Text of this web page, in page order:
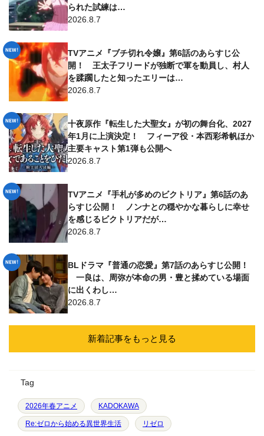
られた試練は…
2026.8.7
TVアニメ『ブチ切れ令嬢』第6話のあらすじ公
開！ 王太子フリードが独断で軍を動員し、村人
を蹂躙したと知ったエリーは…
2026.8.7
十夜原作『転生した大聖女』が初の舞台化、2027
年1月に上演決定！ フィーア役・本西彩希帆ほか
主要キャスト第1弾も公開へ
2026.8.7
TVアニメ『手札が多めのビクトリア』第6話のあ
らすじ公開！ ノンナとの穏やかな暮らしに幸せ
を感じるビクトリアだが…
2026.8.7
BLドラマ『普通の恋愛』第7話のあらすじ公開！
一良は、周弥が本命の男・豊と揉めている場面
に出くわし…
2026.8.7
新着記事をもっと見る
Tag
2026年春アニメ KADOKAWA
Re:ゼロから始める異世界生活 リゼロ